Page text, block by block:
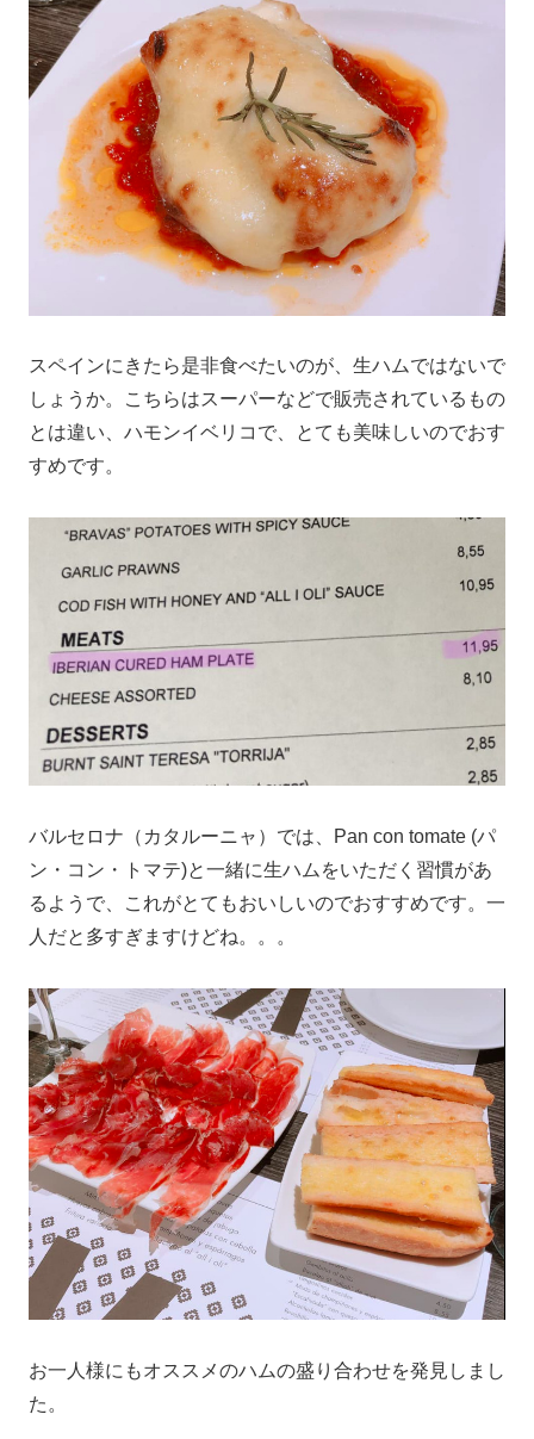
スペインにきたら是非食べたいのが、生ハムではないで
しょうか。こちらはスーパーなどで販売されているもの
とは違い、ハモンイベリコで、とても美味しいのでおす
すめです。
バルセロナ（カタルーニャ）では、Pan con tomate (パ
ン・コン・トマテ)と一緒に生ハムをいただく習慣があ
るようで、これがとてもおいしいのでおすすめです。一
人だと多すぎますけどね。。。
お一人様にもオススメのハムの盛り合わせを発見しまし
た。